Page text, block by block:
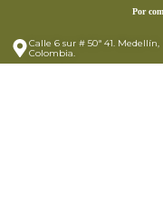
https:// Por
Calle 6 sur # 50ª 41. Medellín,
Colombia.